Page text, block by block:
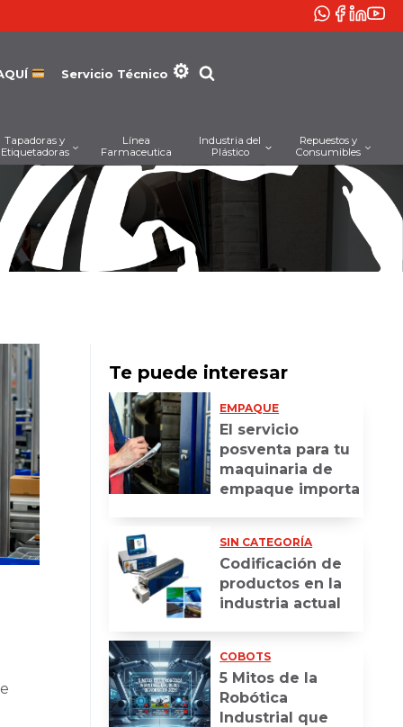
Servicio Técnico
Tapadoras y
Etiquetadoras
Línea
Farmaceutica
Industria del
Plástico
Repuestos y
Consumibles
Te puede interesar
EMPAQUE
El servicio
posventa para tu
maquinaria de
empaque importa
SIN CATEGORÍA
Codificación de
productos en la
industria actual
COBOTS
5 Mitos de la
Robótica
Industrial que